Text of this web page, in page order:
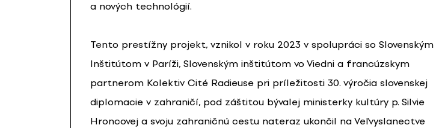
a nových technológií.
Tento prestížny projekt, vznikol v roku 2023 v spolupráci so Slovenským
Inštitútom v Paríži, Slovenským inštitútom vo Viedni a francúzskym
partnerom Kolektiv Cité Radieuse pri príležitosti 30. výročia slovenskej
diplomacie v zahraničí, pod záštitou bývalej ministerky kultúry p. Silvie
Hroncovej a svoju zahraničnú cestu nateraz ukončil na Veľvyslanectve